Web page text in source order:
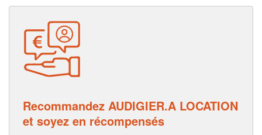
Recommandez AUDIGIER.A LOCATION
et soyez en récompensés